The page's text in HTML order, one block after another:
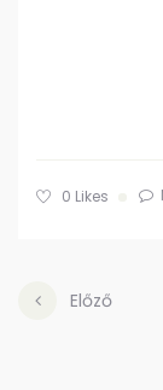
0 Likes
Előző